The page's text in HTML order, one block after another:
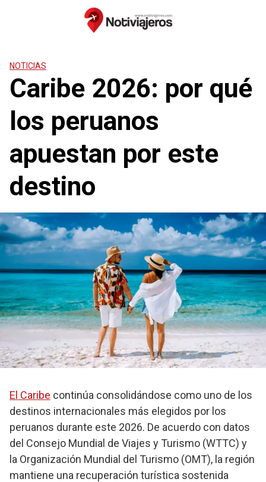
NOTICIAS
Caribe 2026: por qué
los peruanos
apuestan por este
destino
El Caribe continúa consolidándose como uno de los
destinos internacionales más elegidos por los
peruanos durante este 2026. De acuerdo con datos
del Consejo Mundial de Viajes y Turismo (WTTC) y
la Organización Mundial del Turismo (OMT), la región
mantiene una recuperación turística sostenida